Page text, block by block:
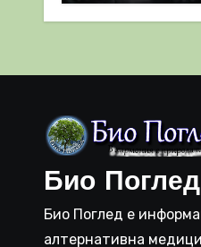
важен за
Био Поглед
Био Поглед е
алтернативна